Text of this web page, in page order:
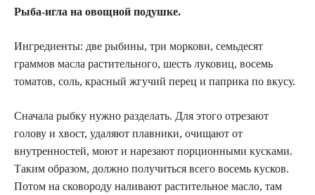
Рыба-игла на овощной подушке.
Ингредиенты: две рыбины, три моркови, семьдесят
граммов масла растительного, шесть луковиц, восемь
томатов, соль, красный жгучий перец и паприка по вкусу.
Сначала рыбку нужно разделать. Для этого отрезают
голову и хвост, удаляют плавники, очищают от
внутренностей, моют и нарезают порционными кусками.
Таким образом, должно получиться всего восемь кусков.
Потом на сковороду наливают растительное масло, там